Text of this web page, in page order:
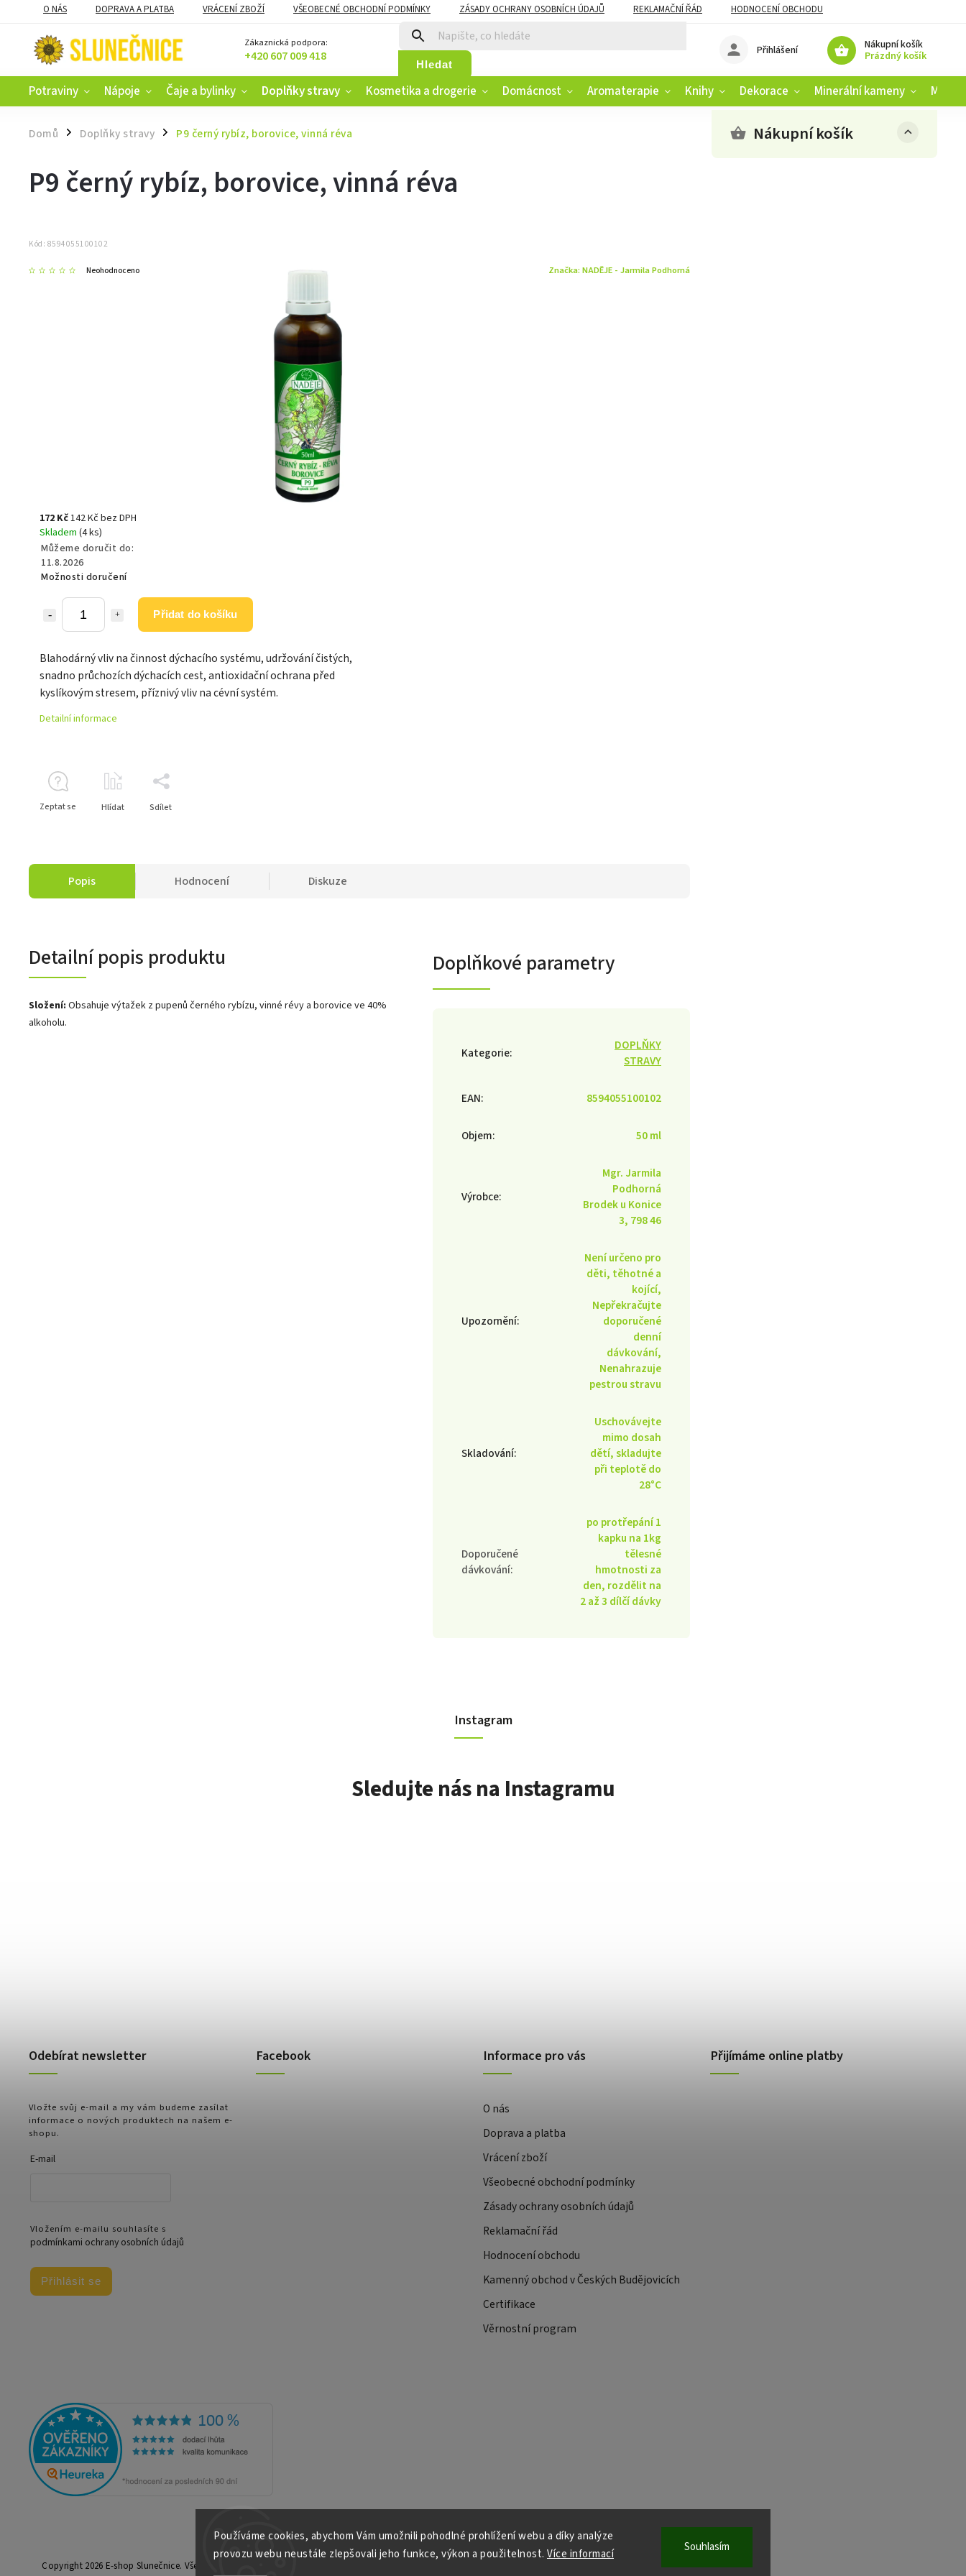
Používáme cookies, abychom Vám umožnili pohodlné prohlížení webu a díky analýze
provozu webu neustále zlepšovali jeho funkce, výkon a použitelnost. Více informací Souhlasím
O NÁS DOPRAVA A PLATBA VRÁCENÍ ZBOŽÍ VŠEOBECNÉ OBCHODNÍ PODMÍNKY ZÁSADY OCHRANY OSOBNÍCH ÚDAJŮ REKLAMAČNÍ ŘÁD
HODNOCENÍ OBCHODU
VĚRNOSTNÍ PROGRAM
Zákaznická podpora:
+420 607 009 418 Hledat
Nákupní košík
Prázdný košík
Přihlášení
Potraviny Nápoje Čaje a bylinky Doplňky stravy Kosmetika a drogerie Domácnost Aromaterapie Knihy Dekorace Minerální kameny
Domů / Doplňky stravy / P9 černý rybíz, borovice, vinná réva Nákupní košík
P9 černý rybíz, borovice, vinná réva
Kód: 8594055100102
Neohodnoceno Značka: NADĚJE - Jarmila Podhorná
172 Kč142 Kč bez DPH
Skladem (4 ks)
Můžeme doručit do:
11.8.2026
Možnosti doručení
Přidat do košíku
Blahodárný vliv na činnost dýchacího systému, udržování čistých,
snadno průchozích dýchacích cest, antioxidační ochrana před
kyslíkovým stresem, příznivý vliv na cévní systém.
Detailní informace
Zeptat se Hlídat Sdílet
Popis Hodnocení Diskuze
Detailní popis produktu
Složení: Obsahuje výtažek z pupenů černého rybízu, vinné révy a borovice ve 40%
alkoholu.
Doplňkové parametry
Kategorie:
DOPLŇKY
STRAVY
EAN: 8594055100102
Objem: 50 ml
Výrobce:
Mgr. Jarmila
Podhorná
Brodek u Konice
3, 798 46
Upozornění:
Není určeno pro
děti, těhotné a
kojící,
Nepřekračujte
doporučené
denní
dávkování,
Nenahrazuje
pestrou stravu
Skladování:
Uschovávejte
mimo dosah
dětí, skladujte
při teplotě do
28°C
Doporučené
dávkování:
po protřepání 1
kapku na 1kg
tělesné
hmotnosti za
den, rozdělit na
2 až 3 dílčí dávky
Instagram
Sledujte nás na Instagramu
Odebírat newsletter
Vložte svůj e-mail a my vám budeme zasílat
informace o nových produktech na našem e-
shopu.
E-mail
Vložením e-mailu souhlasíte s
podmínkami ochrany osobních údajů
Přihlásit se
Facebook Informace pro vás
O nás
Doprava a platba
Vrácení zboží
Všeobecné obchodní podmínky
Zásady ochrany osobních údajů
Reklamační řád
Hodnocení obchodu
Kamenný obchod v Českých Budějovicích
Certifikace
Věrnostní program
Přijímáme online platby
Copyright 2026 E-shop Slunečnice. Všechna práva vyhrazena.